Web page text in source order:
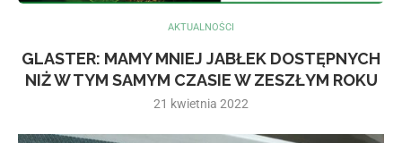
AKTUALNOŚCI
GLASTER: MAMY MNIEJ JABŁEK DOSTĘPNYCH
NIŻ W TYM SAMYM CZASIE W ZESZŁYM ROKU
21 kwietnia 2022